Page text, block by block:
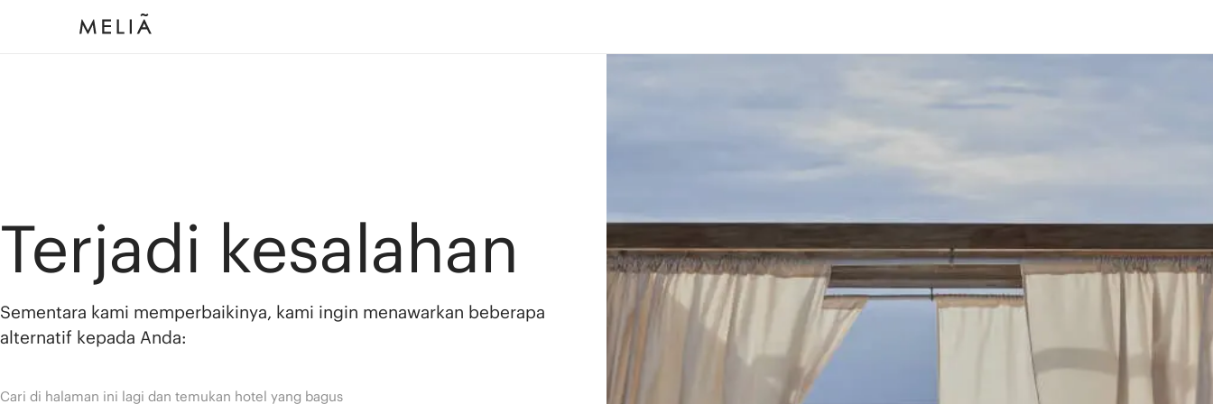
Terjadi kesalahan
Sementara kami memperbaikinya, kami ingin menawarkan beberapa
alternatif kepada Anda:
Cari di halaman ini lagi dan temukan hotel yang bagus